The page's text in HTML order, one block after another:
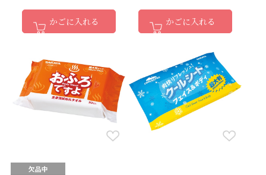
かごに入れる かごに入れる